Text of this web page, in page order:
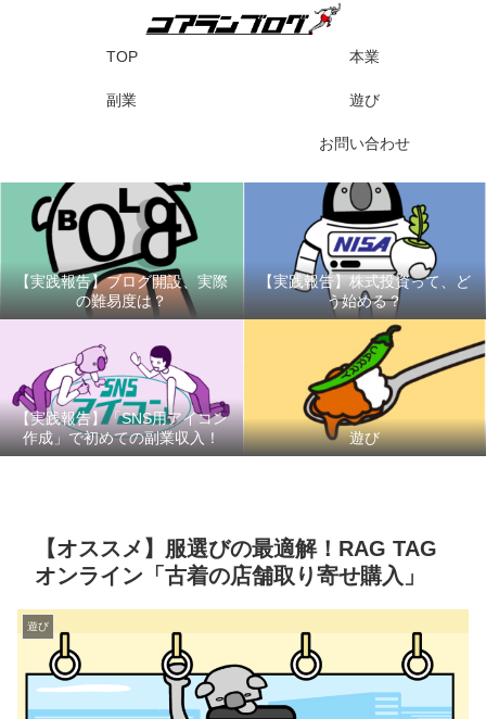
TOP 本業
副業 遊び
お問い合わせ
【実践報告】ブログ開設、実際
の難易度は？
【実践報告】株式投資って、ど
う始める？
【実践報告】「SNS用アイコン
作成」で初めての副業収入！
遊び
【オススメ】服選びの最適解！RAG TAG
オンライン「古着の店舗取り寄せ購入」
遊び